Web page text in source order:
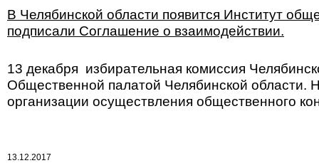
В Челябинской области появится Институт
подписали Соглашение о взаимодействии.
13 декабря избирательная комиссия
Общественной палатой Челябинской области.
организации осуществления общественного
13.12.2017